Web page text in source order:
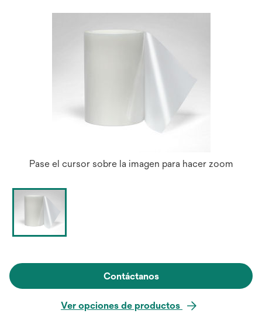
Pase el cursor sobre la imagen para hacer zoom
Contáctanos
Ver opciones de productos